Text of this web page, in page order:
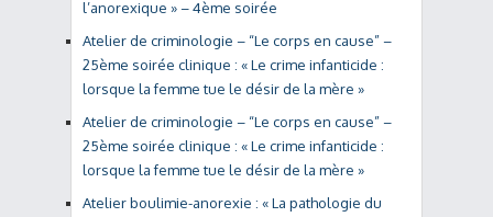
l’anorexique » – 4ème soirée
Atelier de criminologie – “Le corps en cause” –
25ème soirée clinique : « Le crime infanticide :
lorsque la femme tue le désir de la mère »
Atelier de criminologie – “Le corps en cause” –
25ème soirée clinique : « Le crime infanticide :
lorsque la femme tue le désir de la mère »
Atelier boulimie-anorexie : « La pathologie du